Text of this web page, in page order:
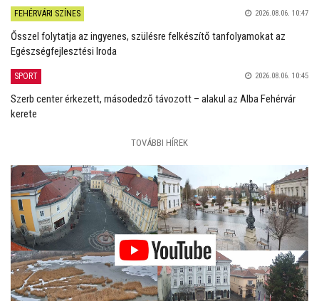
FEHÉRVÁRI SZÍNES 2026.08.06. 10:47
Ősszel folytatja az ingyenes, szülésre felkészítő tanfolyamokat az
Egészségfejlesztési Iroda
SPORT 2026.08.06. 10:45
Szerb center érkezett, másodedző távozott – alakul az Alba Fehérvár
kerete
TOVÁBBI HÍREK